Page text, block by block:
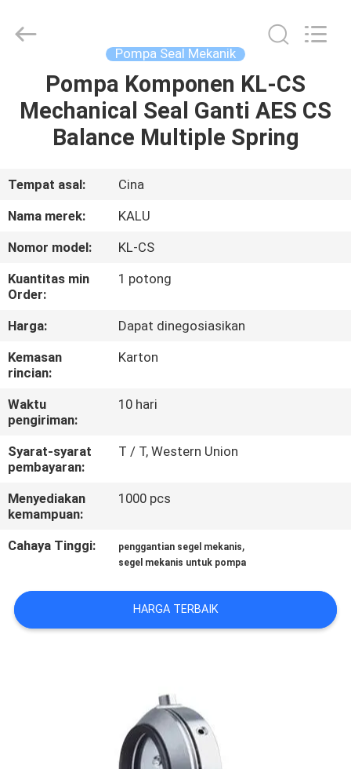
RUMAH
PRODUK
TAMPILAN
VR
TENTANG
KAMI
TUR
PABRIK
KONTROL
KUALITAS
HUBUNGI
KAMI
PERMINTAAN
Rights
Pompa Seal Mekanik
Pompa Komponen KL-CS
Mechanical Seal Ganti AES CS
Balance Multiple Spring
Tempat asal:
Cina
Nama merek:
KALU
Nomor model:
KL-CS
Kuantitas min
Order:
1 potong
Harga:
Dapat dinegosiasikan
Kemasan
rincian:
Karton
Waktu
pengiriman:
10 hari
Syarat-syarat
pembayaran:
T / T, Western Union
Menyediakan
kemampuan:
1000 pcs
Cahaya Tinggi: penggantian segel mekanis,
segel mekanis untuk pompa
HARGA TERBAIK